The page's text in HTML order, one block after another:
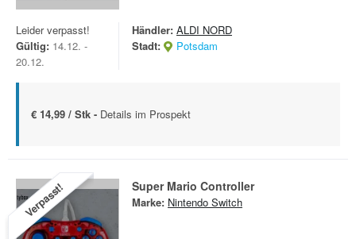
Leider verpasst!
Gültig: 14.12. -
20.12.
Händler: ALDI NORD
Stadt:
Potsdam
€ 14,99 / Stk - Details im Prospekt
Verpasst! Super Mario Controller
Marke: Nintendo Switch